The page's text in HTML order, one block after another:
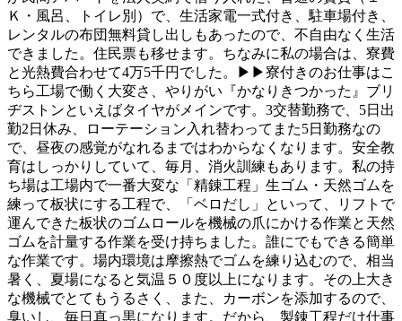
Ｋ・風呂、トイレ別）で、生活家電一式付き、駐車場付き、
レンタルの布団無料貸し出しもあったので、不自由なく生活
できました。住民票も移せます。ちなみに私の場合は、寮費
と光熱費合わせて4万5千円でした。▶▶寮付きのお仕事はこ
ちら工場で働く大変さ、やりがい『かなりきつかった』ブリ
ヂストンといえばタイヤがメインです。3交替勤務で、5日出
勤2日休み、ローテーション入れ替わってまた5日勤務なの
で、昼夜の感覚がなれるまではわからなくなります。安全教
育はしっかりしていて、毎月、消火訓練もあります。私の持
ち場は工場内で一番大変な「精錬工程」生ゴム・天然ゴムを
練って板状にする工程で、「ベロだし」といって、リフトで
運んできた板状のゴムロールを機械の爪にかける作業と天然
ゴムを計量する作業を受け持ちました。誰にでもできる簡単
な作業です。場内環境は摩擦熱でゴムを練り込むので、相当
暑く、夏場になると気温５０度以上になります。その上大き
な機械でとてもうるさく、また、カーボンを添加するので、
臭いし、毎日真っ黒になります。だから、製錬工程だけ仕事